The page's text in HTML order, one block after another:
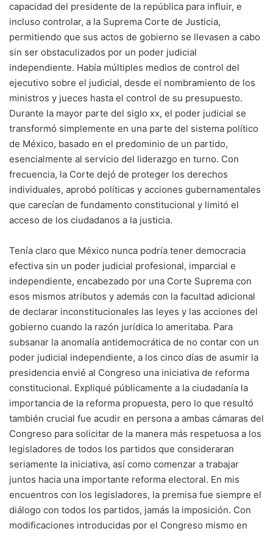
capacidad del presidente de la república para influir, e
incluso controlar, a la Suprema Corte de Justicia,
permitiendo que sus actos de gobierno se llevasen a cabo
sin ser obstaculizados por un poder judicial
independiente. Había múltiples medios de control del
ejecutivo sobre el judicial, desde el nombramiento de los
ministros y jueces hasta el control de su presupuesto.
Durante la mayor parte del siglo xx, el poder judicial se
transformó simplemente en una parte del sistema político
de México, basado en el predominio de un partido,
esencialmente al servicio del liderazgo en turno. Con
frecuencia, la Corte dejó de proteger los derechos
individuales, aprobó políticas y acciones gubernamentales
que carecían de fundamento constitucional y limitó el
acceso de los ciudadanos a la justicia.
Tenía claro que México nunca podría tener democracia
efectiva sin un poder judicial profesional, imparcial e
independiente, encabezado por una Corte Suprema con
esos mismos atributos y además con la facultad adicional
de declarar inconstitucionales las leyes y las acciones del
gobierno cuando la razón jurídica lo ameritaba. Para
subsanar la anomalía antidemocrática de no contar con un
poder judicial independiente, a los cinco días de asumir la
presidencia envié al Congreso una iniciativa de reforma
constitucional. Expliqué públicamente a la ciudadanía la
importancia de la reforma propuesta, pero lo que resultó
también crucial fue acudir en persona a ambas cámaras del
Congreso para solicitar de la manera más respetuosa a los
legisladores de todos los partidos que consideraran
seriamente la iniciativa, así como comenzar a trabajar
juntos hacia una importante reforma electoral. En mis
encuentros con los legisladores, la premisa fue siempre el
diálogo con todos los partidos, jamás la imposición. Con
modificaciones introducidas por el Congreso mismo en